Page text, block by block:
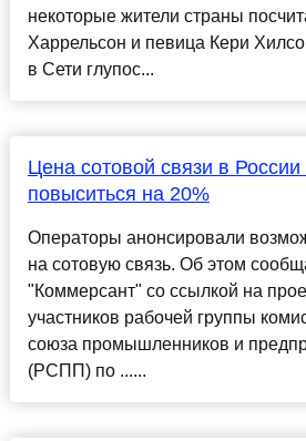
некоторые жители страны
Харрельсон и певица Кери
в Сети глупос...
Цена сотовой связи в
повыситься на 20%
Операторы анонсировали
на сотовую связь. Об этом
"Коммерсант" со ссылкой на
участников рабочей группы
союза промышленников и
(РСПП) по ......